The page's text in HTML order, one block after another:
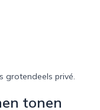
grotendeels privé.
tonen